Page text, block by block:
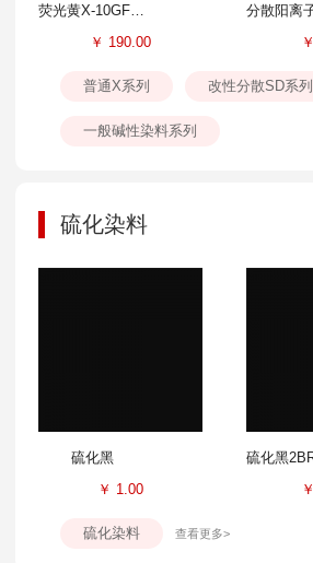
荧光黄X-10GFF 300%
￥ 190.00 ￥
普通X系列 改性分散SD系列
一般碱性染料系列
硫化染料
硫化黑
￥ 1.00 ￥
硫化染料 查看更多>